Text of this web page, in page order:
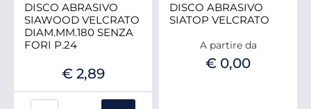
DISCO ABRASIVO
SIAWOOD VELCRATO
DIAM.MM.180 SENZA
FORI P.24
€ 2,89
DISCO ABRASIVO
SIATOP VELCRATO
A partire da
€ 0,00